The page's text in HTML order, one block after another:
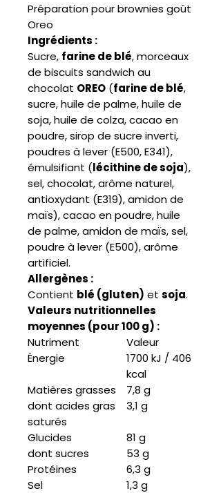
Préparation pour brownies goût
Oreo
Ingrédients :
Sucre, farine de blé, morceaux
de biscuits sandwich au
chocolat OREO (farine de blé,
sucre, huile de palme, huile de
soja, huile de colza, cacao en
poudre, sirop de sucre inverti,
poudres à lever (E500, E341),
émulsifiant (lécithine de soja),
sel, chocolat, arôme naturel,
antioxydant (E319), amidon de
maïs), cacao en poudre, huile
de palme, amidon de maïs, sel,
poudre à lever (E500), arôme
artificiel.
Allergènes :
Contient blé (gluten) et soja.
Valeurs nutritionnelles
moyennes (pour 100 g) :
Nutriment
Valeur
Énergie
1700 kJ / 406
kcal
Matières grasses
7,8 g
dont acides gras
saturés
3,1 g
Glucides
81 g
dont sucres
53 g
Protéines
6,3 g
Sel
1,3 g